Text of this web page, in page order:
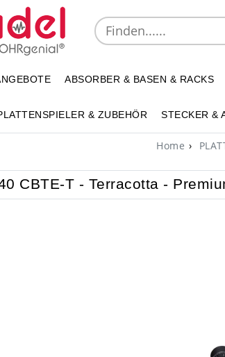
ABSORBER & BASEN & RACKS
& ZUBEHÖR STECKER &
Home
CBTE-T - Terracotta -